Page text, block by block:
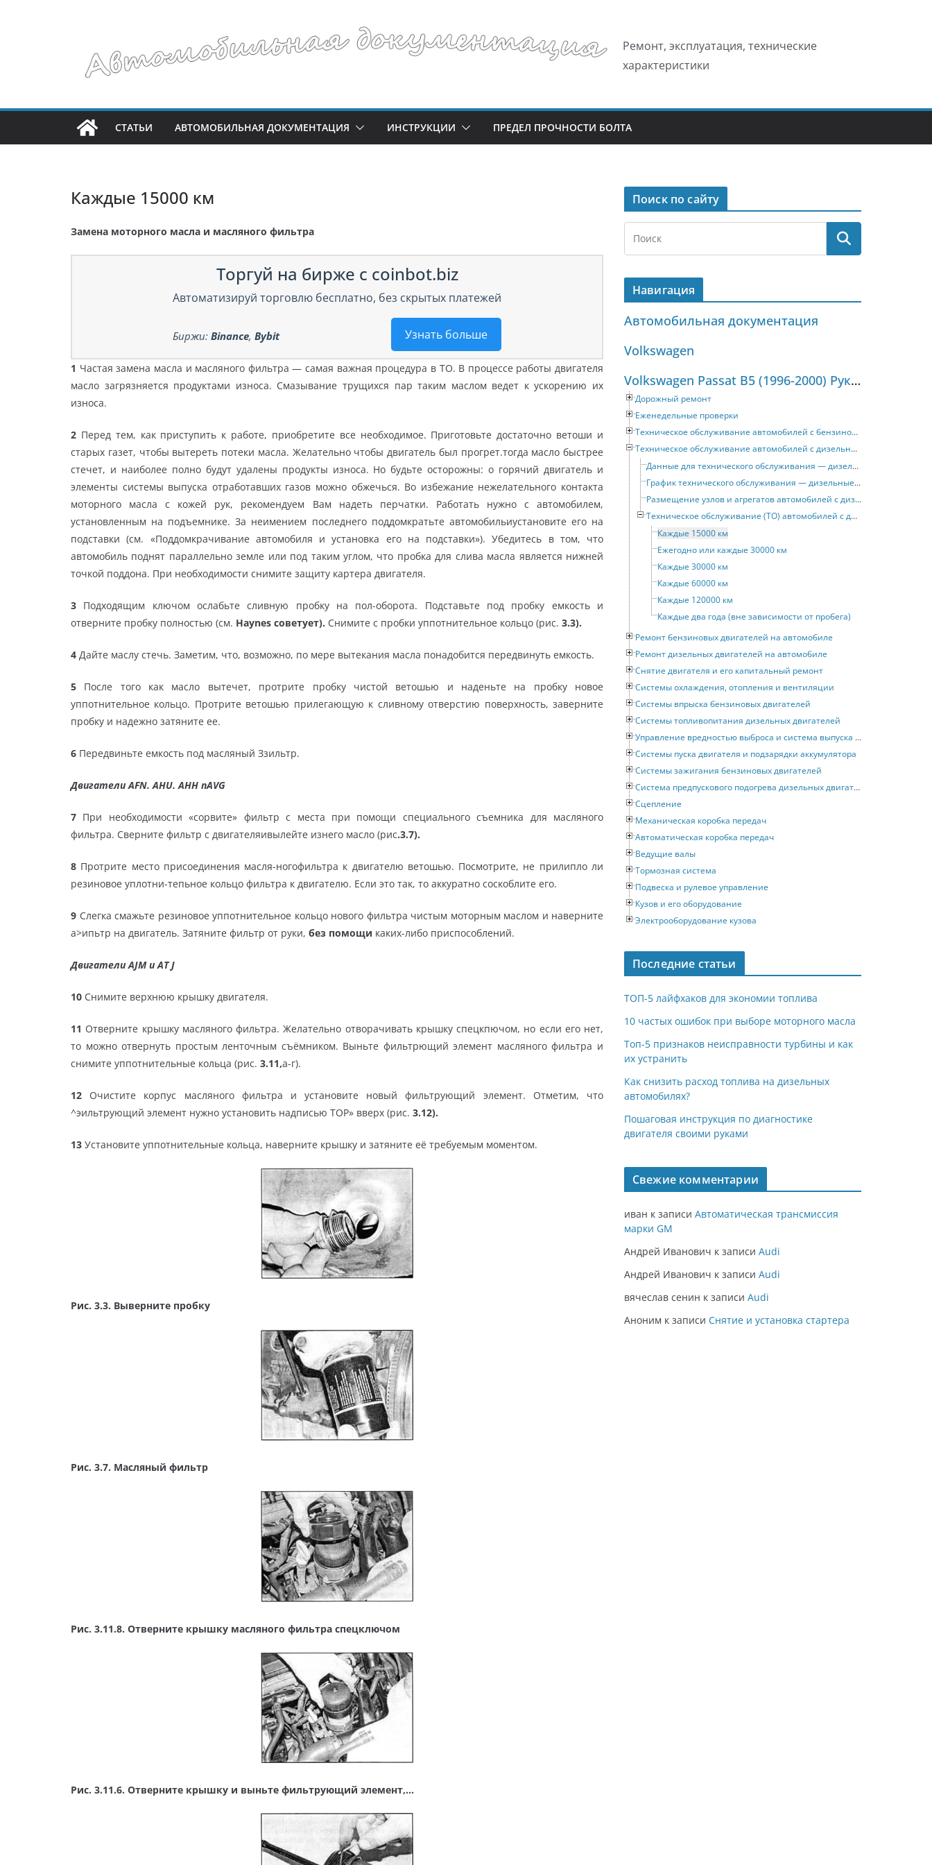
Ремонт, эксплуатация, технические
характеристики
СТАТЬИ АВТОМОБИЛЬНАЯ ДОКУМЕНТАЦИЯ ИНСТРУКЦИИ ПРЕДЕЛ ПРОЧНОСТИ БОЛТА
Каждые 15000 км
Замена моторного масла и масляного фильтра
Торгуй на бирже с coinbot.biz
Автоматизируй торговлю бесплатно, без скрытых платежей
Узнать больше
Биржи: Binance, Bybit
1 Частая замена масла и масляного фильтра — самая важная процедура в ТО. В процессе работы двигателя
масло загрязняется продуктами износа. Смазывание трущихся пар таким маслом ведет к ускорению их
износа.
2 Перед тем, как приступить к работе, приобретите все необходимое. Приготовьте достаточно ветоши и
старых газет, чтобы вытереть потеки масла. Желательно чтобы двигатель был прогрет.тогда масло быстрее
стечет, и наиболее полно будут удалены продукты износа. Но будьте осторожны: о горячий двигатель и
элементы системы выпуска отработавших газов можно обжечься. Во избежание нежелательного контакта
моторного масла с кожей рук, рекомендуем Вам надеть перчатки. Работать нужно с автомобилем,
установленным на подъемнике. За неимением последнего поддомкратьте автомобильиустановите его на
подставки (см. «Поддомкрачивание автомобиля и установка его на подставки»). Убедитесь в том, что
автомобиль поднят параллельно земле или под таким углом, что пробка для слива масла является нижней
точкой поддона. При необходимости снимите защиту картера двигателя.
3 Подходящим ключом ослабьте сливную пробку на пол-оборота. Подставьте под пробку емкость и
отверните пробку полностью (см. Haynes советует). Снимите с пробки уппотнительное кольцо (рис. 3.3).
4 Дайте маслу стечь. Заметим, что, возможно, по мере вытекания масла понадобится передвинуть емкость.
5 После того как масло вытечет, протрите пробку чистой ветошью и наденьте на пробку новое
уппотнительное кольцо. Протрите ветошью прилегающую к сливному отверстию поверхность, заверните
пробку и надежно затяните ее.
6 Передвиньте емкость под масляный Ззильтр.
Двигатели AFN. AHU. АНН nAVG
7 При необходимости «сорвите» фильтр с места при помощи специального съемника для масляного
фильтра. Сверните фильтр с двигателяивылейте изнего масло (рис.3.7).
8 Протрите место присоединения масля-ногофильтра к двигателю ветошью. Посмотрите, не прилипло ли
резиновое уплотни-тепьное кольцо фильтра к двигателю. Если это так, то аккуратно соскоблите его.
9 Слегка смажьте резиновое уппотнительное кольцо нового фильтра чистым моторным маслом и наверните
а>ипьтр на двигатель. Затяните фильтр от руки, без помощи каких-либо приспособлений.
Двигатели AJM и AT J
10 Снимите верхнюю крышку двигателя.
11 Отверните крышку масляного фильтра. Желательно отворачивать крышку спецкпючом, но если его нет,
то можно отвернуть простым ленточным съёмником. Выньте фильтрющий элемент масляного фильтра и
снимите уппотнительные кольца (рис. 3.11,а-г).
12 Очистите корпус масляного фильтра и установите новый фильтрующий элемент. Отметим, что
^эильтрующий элемент нужно установить надписью ТОР» вверх (рис. 3.12).
13 Установите уппотнительные кольца, наверните крышку и затяните её требуемым моментом.
Рис. 3.3. Выверните пробку
Рис. 3.7. Масляный фильтр
Рис. 3.11.8. Отверните крышку масляного фильтра спецключом
Рис. 3.11.6. Отверните крышку и выньте фильтрующий элемент,…
Поиск по сайту
Навигация
Автомобильная документация
Volkswagen
Volkswagen Passat B5 (1996-2000) Руководство по ремонту и техническому обслуживанию
Дорожный ремонт
Еженедельные проверки
Техническое обслуживание автомобилей с бензиновыми двигателями
Техническое обслуживание автомобилей с дизельными двигателями
Данные для технического обслуживания — дизельные двигатели
График технического обслуживания — дизельные двигатели
Размещение узлов и агрегатов автомобилей с дизельными двигателями
Техническое обслуживание (ТО) автомобилей с дизельными двигателями
Каждые 15000 км
Ежегодно или каждые 30000 км
Каждые 30000 км
Каждые 60000 км
Каждые 120000 км
Каждые два года (вне зависимости от пробега)
Ремонт бензиновых двигателей на автомобиле
Ремонт дизельных двигателей на автомобиле
Снятие двигателя и его капитальный ремонт
Системы охлаждения, отопления и вентиляции
Системы впрыска бензиновых двигателей
Системы топливопитания дизельных двигателей
Управление вредностью выброса и система выпуска отработавших газов
Системы пуска двигателя и подзарядки аккумулятора
Системы зажигания бензиновых двигателей
Система предпускового подогрева дизельных двигателей
Сцепление
Механическая коробка передач
Автоматическая коробка передач
Ведущие валы
Тормозная система
Подвеска и рулевое управление
Кузов и его оборудование
Электрооборудование кузова
Последние статьи
ТОП-5 лайфхаков для экономии топлива
10 частых ошибок при выборе моторного масла
Топ-5 признаков неисправности турбины и как
их устранить
Как снизить расход топлива на дизельных
автомобилях?
Пошаговая инструкция по диагностике
двигателя своими руками
Свежие комментарии
иван к записи Автоматическая трансмиссия
марки GM
Андрей Иванович к записи Audi
Андрей Иванович к записи Audi
вячеслав сенин к записи Audi
Аноним к записи Снятие и установка стартера